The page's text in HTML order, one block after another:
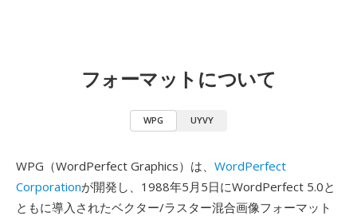
フォーマットについて
WPG UYVY
WPG（WordPerfect Graphics）は、 WordPerfect
Corporationが開発し、1988年5月5日にWordPerfect 5.0と
ともに導入されたベクター/ラスター混合画像フォーマット